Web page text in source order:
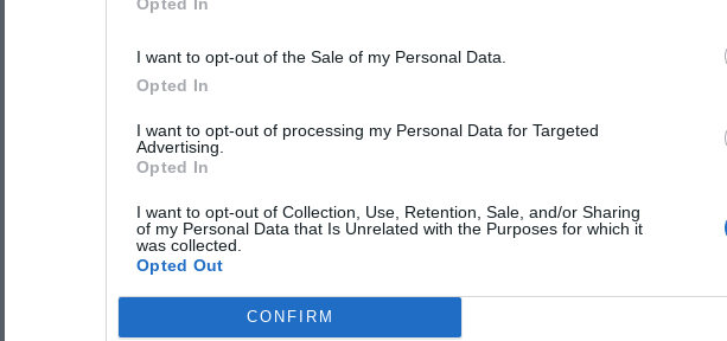
I want to opt-out of the Sale of my Personal Data.
Opted In
I want to opt-out of processing my Personal Data for Targeted
Advertising.
Opted In
I want to opt-out of Collection, Use, Retention, Sale, and/or Sharing
of my Personal Data that Is Unrelated with the Purposes for which it
was collected.
Opted Out
CONFIRM
Z raportu wynika jasno: jeśli Polska zrealizuje swoje ambitne plany,
głównym filarem bezpieczeństwa w Europie Środkowo-Wschodniej.